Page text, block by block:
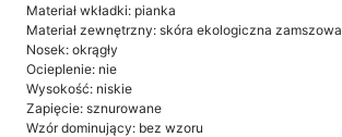
Materiał wkładki: pianka
Materiał zewnętrzny: skóra ekologiczna zamszowa
Nosek: okrągły
Ocieplenie: nie
Wysokość: niskie
Zapięcie: sznurowane
Wzór dominujący: bez wzoru